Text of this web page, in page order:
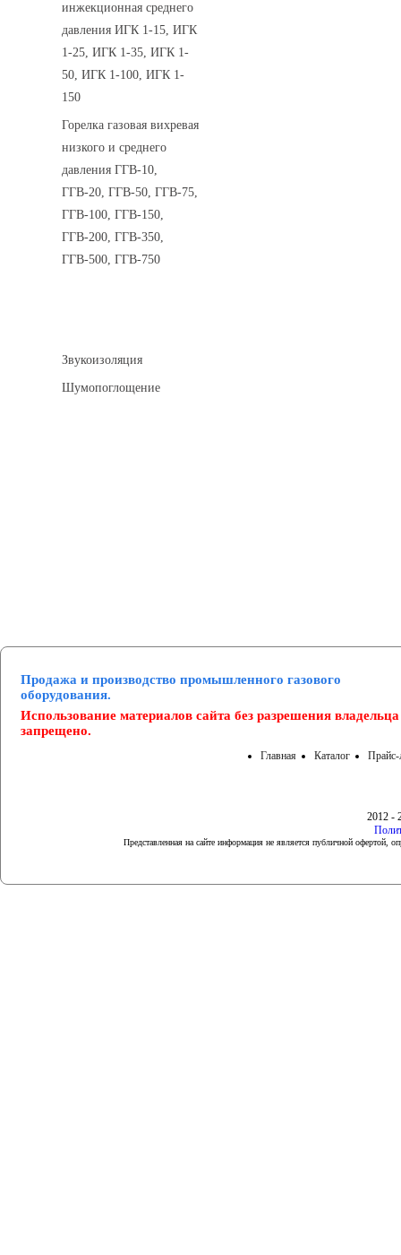
инжекционная среднего
давления ИГК 1-15, ИГК
1-25, ИГК 1-35, ИГК 1-
50, ИГК 1-100, ИГК 1-
150
Горелка газовая вихревая
низкого и среднего
давления ГГВ-10,
ГГВ-20, ГГВ-50, ГГВ-75,
ГГВ-100, ГГВ-150,
ГГВ-200, ГГВ-350,
ГГВ-500, ГГВ-750
Звукоизоляция
Шумопоглощение
Продажа и производство промышленного газового
оборудования.
Использование материалов сайта без разрешения владельца
запрещено.
Главная Каталог Прайс-
2012 -
Представленная на сайте информация не является публичной